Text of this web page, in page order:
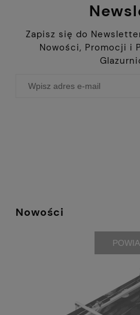
Zapisz się do
Nowości, Promocji i
Nowości